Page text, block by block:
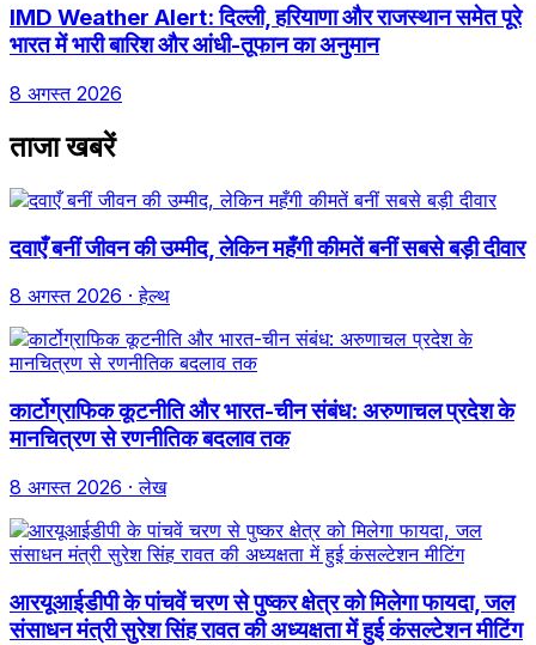
IMD Weather Alert: दिल्ली, हरियाणा और राजस्थान समेत पूरे
भारत में भारी बारिश और आंधी-तूफान का अनुमान
8 अगस्त 2026
ताजा खबरें
दवाएँ बनीं जीवन की उम्मीद, लेकिन महँगी कीमतें बनीं सबसे बड़ी दीवार
8 अगस्त 2026 · हेल्थ
कार्टोग्राफिक कूटनीति और भारत-चीन संबंध: अरुणाचल प्रदेश के
मानचित्रण से रणनीतिक बदलाव तक
8 अगस्त 2026 · लेख
आरयूआईडीपी के पांचवें चरण से पुष्कर क्षेत्र को मिलेगा फायदा, जल
संसाधन मंत्री सुरेश सिंह रावत की अध्यक्षता में हुई कंसल्टेशन मीटिंग